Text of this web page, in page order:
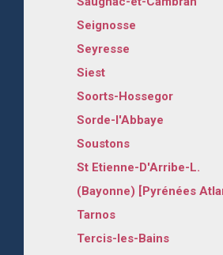
Seignosse
Seyresse
Siest
Soorts-Hossegor
Sorde-l'Abbaye
Soustons
St Etienne-D'Arribe-L.
(Bayonne) [Pyrénées
Tarnos
Tercis-les-Bains